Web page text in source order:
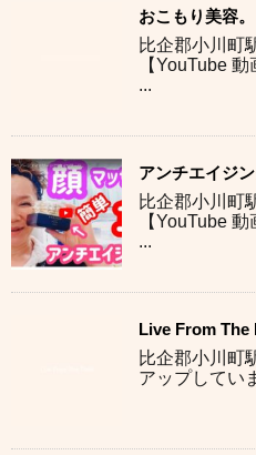
おこもり美容
比企郡小川町
【YouTube
...
アンチエイジ
比企郡小川町
【YouTube
...
Live From The
比企郡小川町
アップしてい